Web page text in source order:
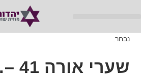
נבחר:
שערי אורה 41 –…